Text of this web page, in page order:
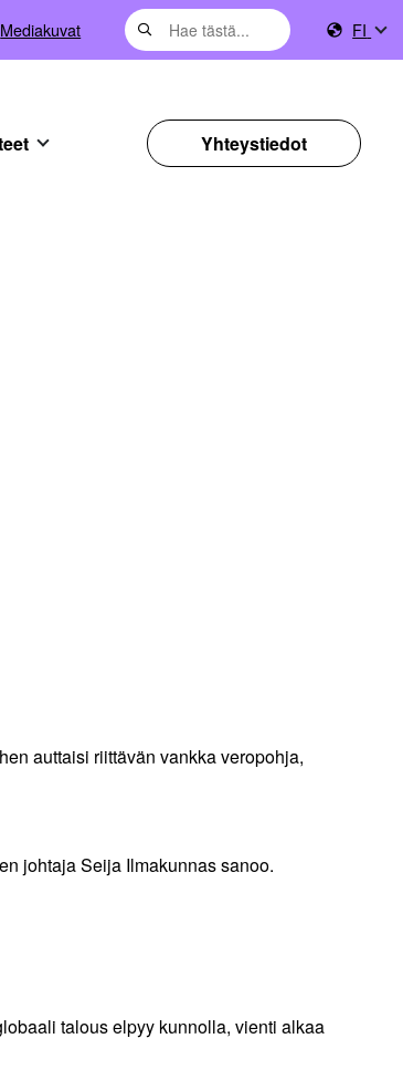
Mediakuvat FI
Yhteystiedot
auttaisi riittävän vankka veropohja,
johtaja Seija Ilmakunnas sanoo.
talous elpyy kunnolla, vienti alkaa